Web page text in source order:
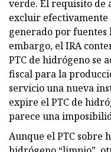
verde. El requisito de
excluir
generado por fuentes
embargo, el IRA
PTC de hidrógeno se
fiscal para la
servicio una nueva
expire el PTC de
parece una
Aunque el PTC sobre